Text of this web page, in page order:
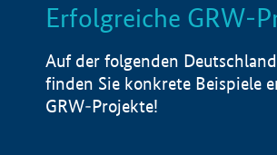
LISTE
Erfolgreiche GRW-
Auf der folgenden
finden Sie konkrete Beispiele
GRW-Projekte!